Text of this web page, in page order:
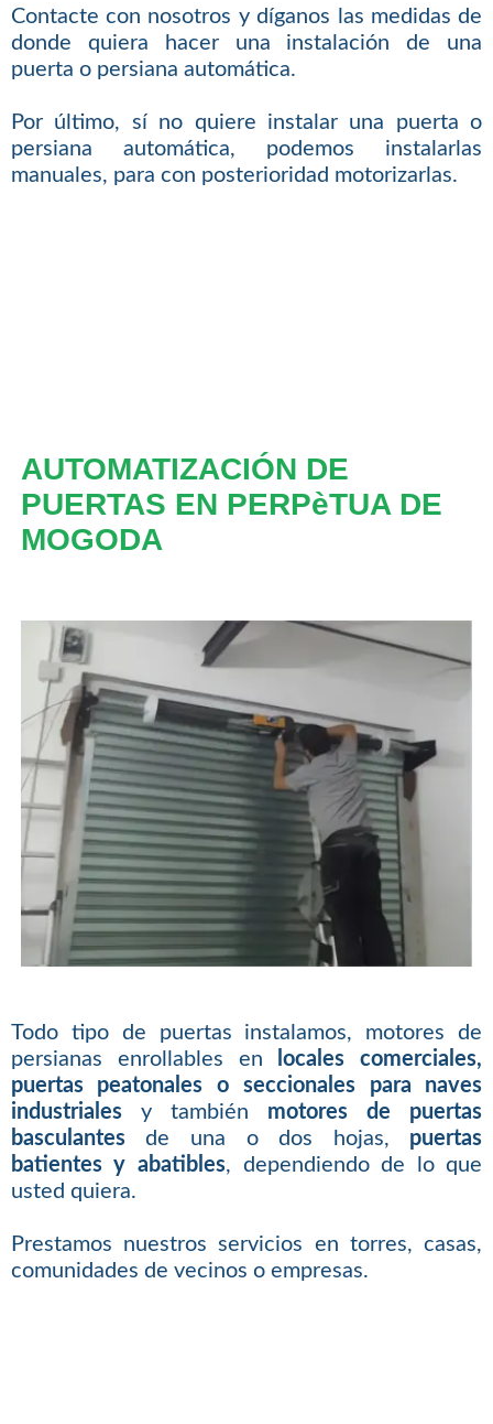
Contacte con nosotros y díganos las medidas de
donde quiera hacer una instalación de una
puerta o persiana automática.
Por último, sí no quiere instalar una puerta o
persiana automática, podemos instalarlas
manuales, para con posterioridad motorizarlas.
AUTOMATIZACIÓN DE
PUERTAS EN PERPèTUA DE
MOGODA
Todo tipo de puertas instalamos, motores de
persianas enrollables en
locales comerciales,
puertas peatonales o seccionales para naves
industrialesy también motores de puertas
basculantesde una o dos hojas, puertas
batientes y abatibles, dependiendo de lo que
usted quiera.
Prestamos nuestros servicios en torres, casas,
comunidades de vecinos o empresas.